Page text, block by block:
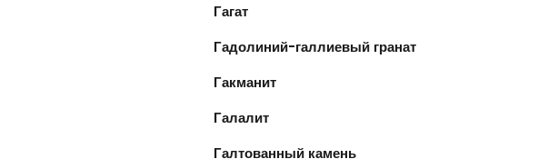
Гагат
Гадолиний-галлиевый гранат
Гакманит
Галалит
Галтованный камень